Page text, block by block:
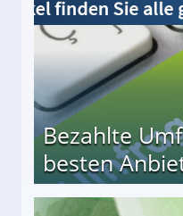
Bezahlte
besten